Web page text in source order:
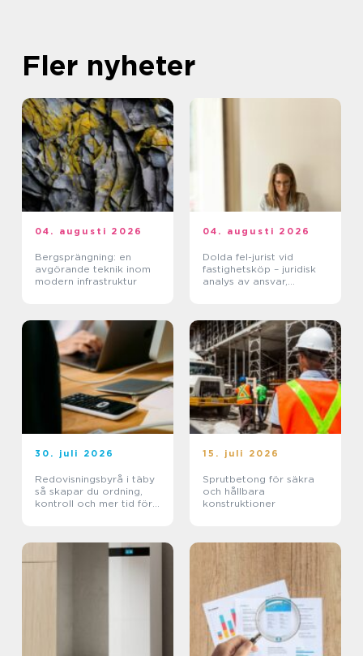
Fler nyheter
04. augusti 2026
Bergsprängning: en
avgörande teknik inom
modern infrastruktur
04. augusti 2026
Dolda fel-jurist vid
fastighetsköp – juridisk
analys av ansvar,
30. juli 2026
Redovisningsbyrå i täby
så skapar du ordning,
kontroll och mer tid för
15. juli 2026
Sprutbetong för säkra
och hållbara
konstruktioner